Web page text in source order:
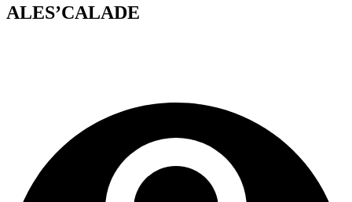
ALES’CALADE